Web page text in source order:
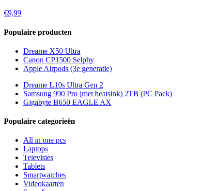
€9,99
Populaire producten
Dreame X50 Ultra
Canon CP1500 Selphy
Apple Airpods (3e generatie)
Dreame L10s Ultra Gen 2
Samsung 990 Pro (met heatsink) 2TB (PC Pack)
Gigabyte B650 EAGLE AX
Populaire categorieën
All in one pcs
Laptops
Televisies
Tablets
Smartwatches
Videokaarten